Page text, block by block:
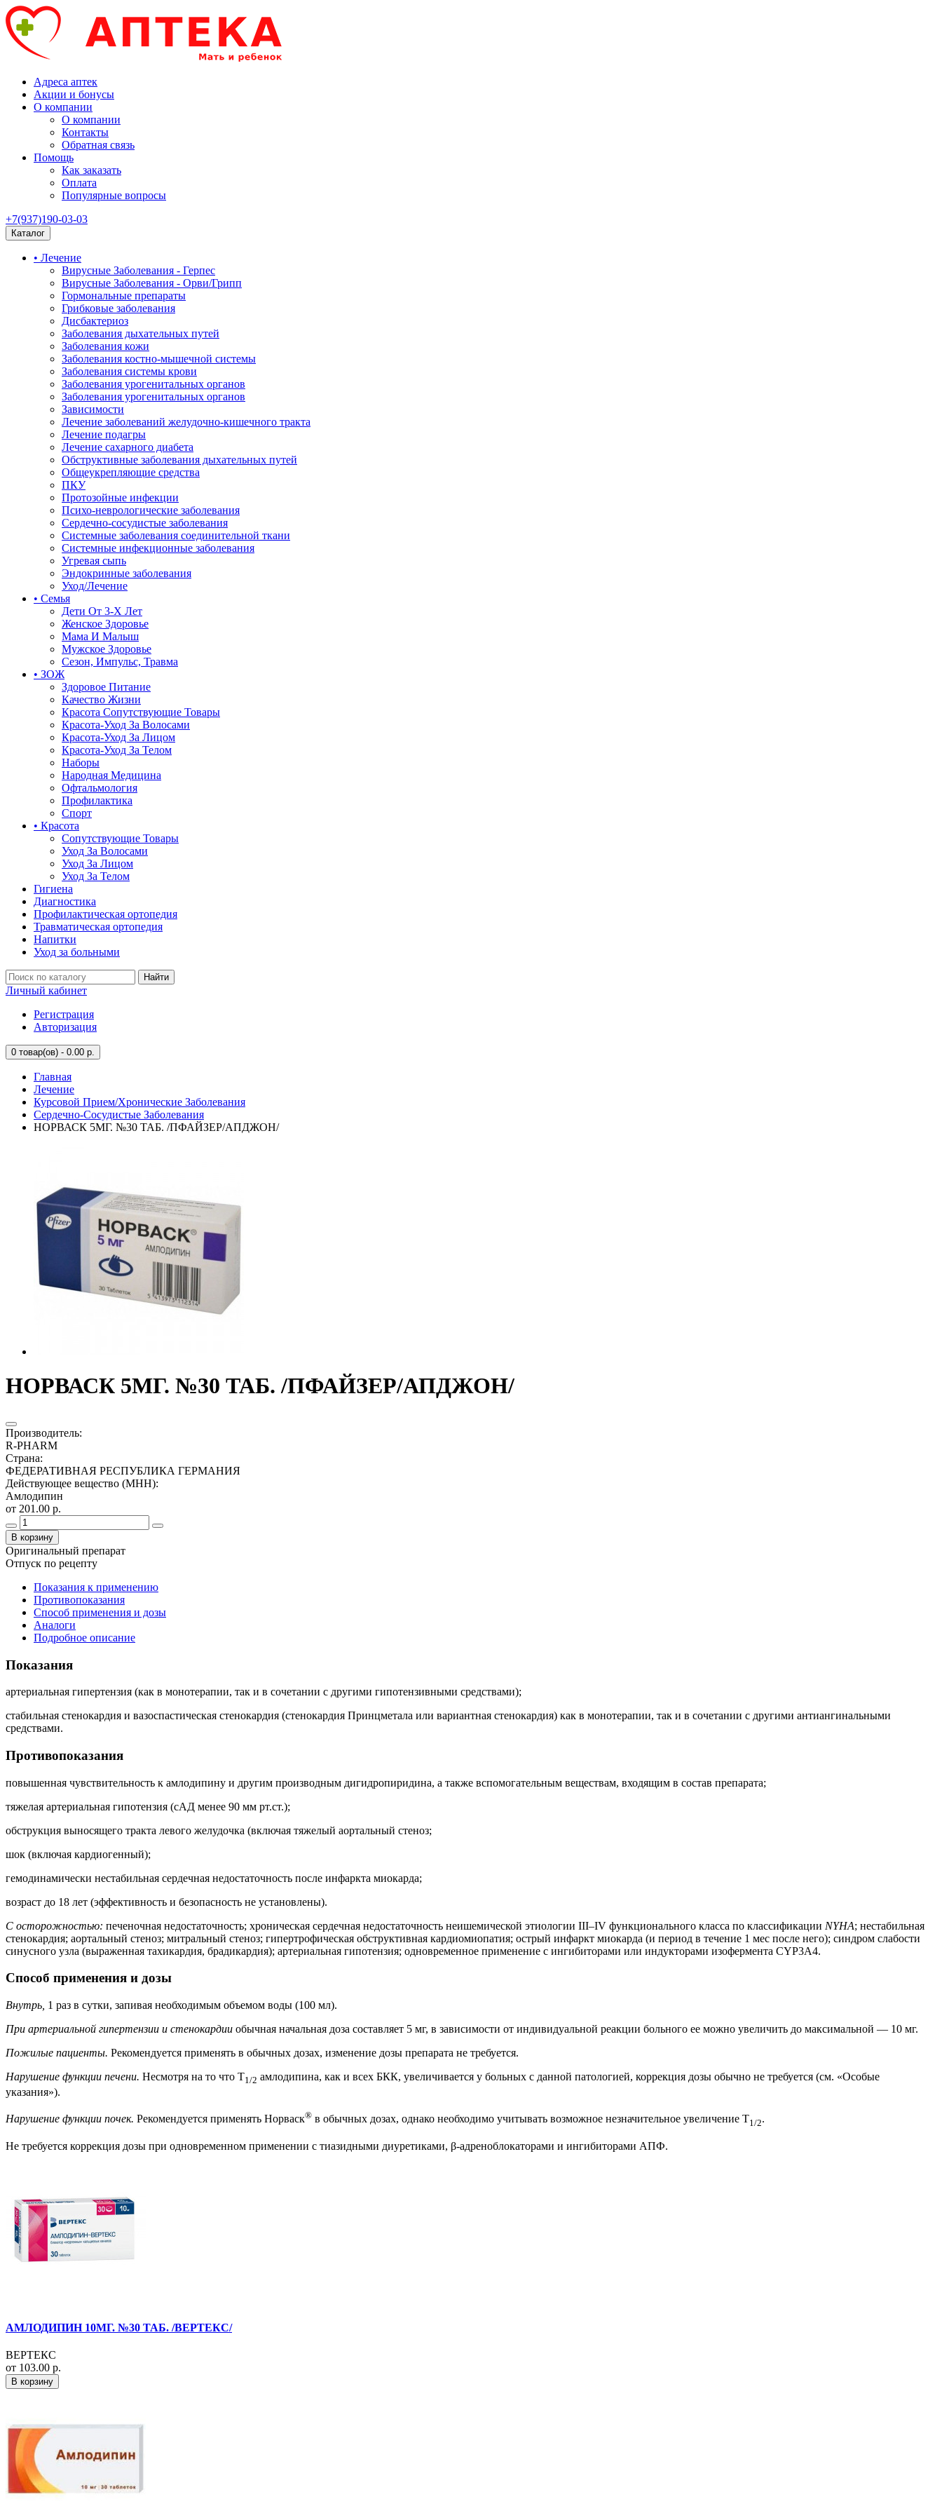
Адреса аптек
Акции и бонусы
О компании
О компании
Контакты
Обратная связь
Помощь
Как заказать
Оплата
Популярные вопросы
+7(937)190-03-03
Каталог
• Лечение
Вирусные Заболевания - Герпес
Вирусные Заболевания - Орви/Грипп
Гормональные препараты
Грибковые заболевания
Дисбактериоз
Заболевания дыхательных путей
Заболевания кожи
Заболевания костно-мышечной системы
Заболевания системы крови
Заболевания урогенитальных органов
Заболевания урогенитальных органов
Зависимости
Лечение заболеваний желудочно-кишечного тракта
Лечение подагры
Лечение сахарного диабета
Обструктивные заболевания дыхательных путей
Общеукрепляющие средства
ПКУ
Протозойные инфекции
Психо-неврологические заболевания
Сердечно-сосудистые заболевания
Системные заболевания соединительной ткани
Системные инфекционные заболевания
Угревая сыпь
Эндокринные заболевания
Уход/Лечение
• Семья
Дети От 3-Х Лет
Женское Здоровье
Мама И Малыш
Мужское Здоровье
Сезон, Импульс, Травма
• ЗОЖ
Здоровое Питание
Качество Жизни
Красота Сопутствующие Товары
Красота-Уход За Волосами
Красота-Уход За Лицом
Красота-Уход За Телом
Наборы
Народная Медицина
Офтальмология
Профилактика
Спорт
• Красота
Сопутствующие Товары
Уход За Волосами
Уход За Лицом
Уход За Телом
Гигиена
Диагностика
Профилактическая ортопедия
Травматическая ортопедия
Напитки
Уход за больными
Найти
Личный кабинет
Регистрация
Авторизация
0 товар(ов) - 0.00 р.
Главная
Лечение
Курсовой Прием/Хронические Заболевания
Сердечно-Сосудистые Заболевания
НОРВАСК 5МГ. №30 ТАБ. /ПФАЙЗЕР/АПДЖОН/
НОРВАСК 5МГ. №30 ТАБ. /ПФАЙЗЕР/АПДЖОН/
Производитель:
R-PHARM
Страна:
ФЕДЕРАТИВНАЯ РЕСПУБЛИКА ГЕРМАНИЯ
Действующее вещество (МНН):
Амлодипин
от 201.00 р.
В корзину
Оригинальный препарат
Отпуск по рецепту
Показания к применению
Противопоказания
Способ применения и дозы
Аналоги
Подробное описание
Показания
артериальная гипертензия (как в монотерапии, так и в сочетании с другими гипотензивными средствами);
стабильная стенокардия и вазоспастическая стенокардия (стенокардия Принцметала или вариантная стенокардия) как в монотерапии, так и в сочетании с другими антиангинальными
средствами.
Противопоказания
повышенная чувствительность к амлодипину и другим производным дигидропиридина, а также вспомогательным веществам, входящим в состав препарата;
тяжелая артериальная гипотензия (сАД менее 90 мм рт.ст.);
обструкция выносящего тракта левого желудочка (включая тяжелый аортальный стеноз;
шок (включая кардиогенный);
гемодинамически нестабильная сердечная недостаточность после инфаркта миокарда;
возраст до 18 лет (эффективность и безопасность не установлены).
С осторожностью: печеночная недостаточность; хроническая сердечная недостаточность неишемической этиологии III–IV функционального класса по классификации NYHA; нестабильная
стенокардия; аортальный стеноз; митральный стеноз; гипертрофическая обструктивная кардиомиопатия; острый инфаркт миокарда (и период в течение 1 мес после него); синдром слабости
синусного узла (выраженная тахикардия, брадикардия); артериальная гипотензия; одновременное применение с ингибиторами или индукторами изофермента CYP3A4.
Способ применения и дозы
Внутрь, 1 раз в сутки, запивая необходимым объемом воды (100 мл).
При артериальной гипертензии и стенокардии обычная начальная доза составляет 5 мг, в зависимости от индивидуальной реакции больного ее можно увеличить до максимальной — 10 мг.
Пожилые пациенты. Рекомендуется применять в обычных дозах, изменение дозы препарата не требуется.
Нарушение функции печени. Несмотря на то что T1/2 амлодипина, как и всех БКК, увеличивается у больных с данной патологией, коррекция дозы обычно не требуется (см. «Особые
указания»).
Нарушение функции почек. Рекомендуется применять Норваск® в обычных дозах, однако необходимо учитывать возможное незначительное увеличение T1/2.
Не требуется коррекция дозы при одновременном применении с тиазидными диуретиками, β-адреноблокаторами и ингибиторами АПФ.
АМЛОДИПИН 10МГ. №30 ТАБ. /ВЕРТЕКС/
ВЕРТЕКС
от 103.00 р.
В корзину